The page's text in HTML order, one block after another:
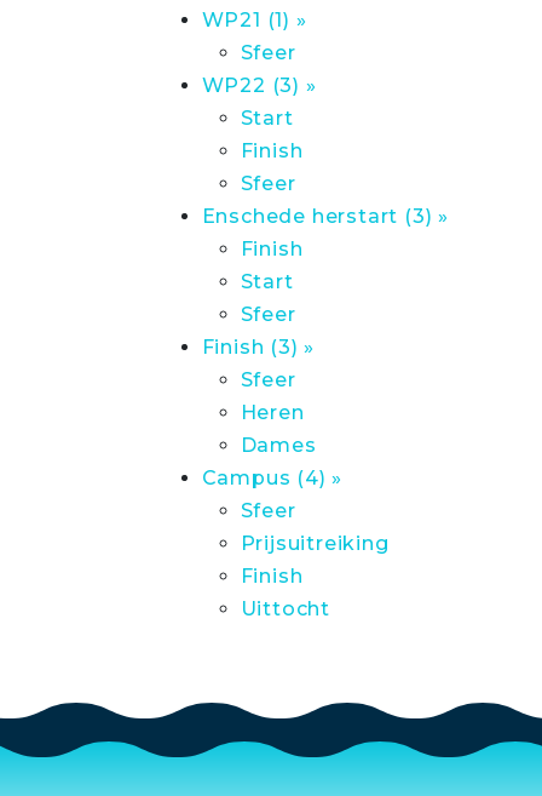
WP21 (1) »
Sfeer
WP22 (3) »
Start
Finish
Sfeer
Enschede herstart (3) »
Finish
Start
Sfeer
Finish (3) »
Sfeer
Heren
Dames
Campus (4) »
Sfeer
Prijsuitreiking
Finish
Uittocht